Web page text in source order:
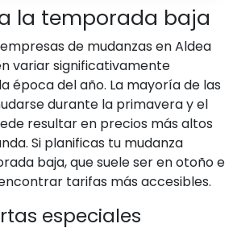
la temporada baja
de mudanzas en Aldea
variar significativamente
época del año. La mayoría de las
durante la primavera y el
resultar en precios más altos
Si planificas tu mudanza
baja, que suele ser en otoño e
tarifas más accesibles.
especiales